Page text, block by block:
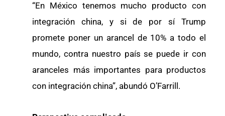
“En México tenemos mucho producto con
integración china, y si de por sí Trump
promete poner un arancel de 10% a todo el
mundo, contra nuestro país se puede ir con
aranceles más importantes para productos
con integración china”, abundó O’Farrill.